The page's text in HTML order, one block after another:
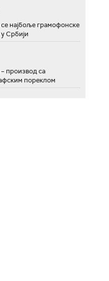
најбоље грамофонске
Србији
производ са
пореклом